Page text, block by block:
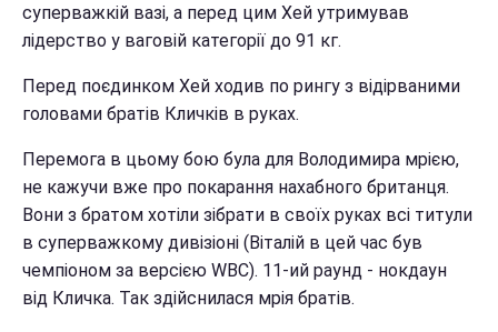
суперважкій вазі, а перед цим Хей утримував
лідерство у ваговій категорії до 91 кг.
Перед поєдинком Хей ходив по рингу з відірваними
головами братів Кличків в руках.
Перемога в цьому бою була для Володимира мрією,
не кажучи вже про покарання нахабного британця.
Вони з братом хотіли зібрати в своїх руках всі титули
в суперважкому дивізіоні (Віталій в цей час був
чемпіоном за версією WBC). 11-ий раунд - нокдаун
від Кличка. Так здійснилася мрія братів.